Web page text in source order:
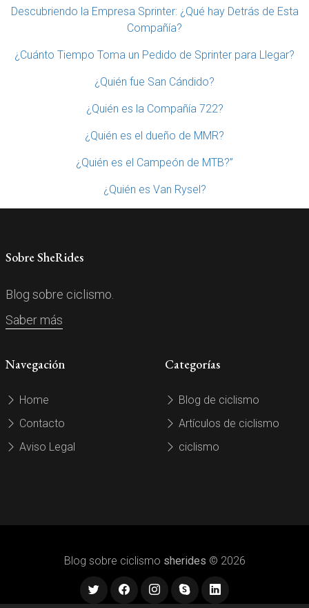
Descubriendo la Empresa Sprinter: ¿Qué hay Detrás de Esta
Compañía?
¿Cuánto Tiempo Toma un Pedido de Sprinter para Llegar?
¿Quién fue San Cándido?
¿Quién es la Compañía 722?
¿Quién es el dueño de MMR?
¿Quién es el Campeón de MTB?”
¿Quién es Van Rysel?
Sobre SheRides
Blog sobre ciclismo.
Saber más
Navegación
Home
Contacto
Aviso Legal
Categorías
Blog de ciclismo
Artículos de ciclismo
ciclismo
Blog sobre ciclismo sherides © 2026